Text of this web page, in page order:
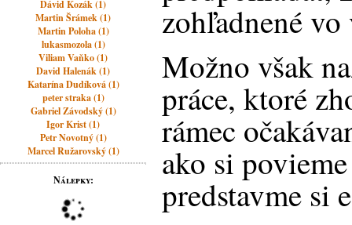
Dávid Kozák (1)
Martin Šrámek (1)
Martin Poloha (1)
lukasmozola (1)
Viliam Vaňko (1)
David Halenák (1)
Katarína Dudíková (1)
peter straka (1)
Gabriel Závodský (1)
Igor Krist (1)
Petr Novotný (1)
Marcel Ružarovský (1)
Nálepky:
zohľadnené vo
Možno však
práce, ktoré
rámec
ako si
predstavme si